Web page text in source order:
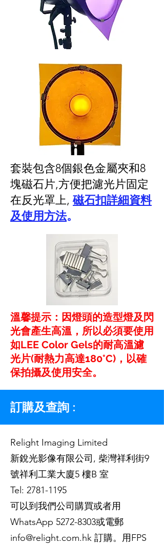
套裝包含8個銀色金屬夾和8
塊磁石片,方便把濾光片固定
在反光罩上,磁石扣詳細資料
及使用方法。
溫馨提示：因燈頭的造型燈及閃
光會產生高溫，所以必須要使用
如LEE Color Gels的耐高溫濾
光片(耐熱力高達180°C)，以確
保拍攝及使用安全。
訂購及查詢 :
Relight Imaging Limited
新銳光影像有限公司, 柴灣祥利街9
號祥利工業大廈5 樓B 室
Tel: 2781-1195
可以到我們公司購買或者用
WhatsApp 5272-8303或電郵
info@relight.com.hk 訂購。用FPS